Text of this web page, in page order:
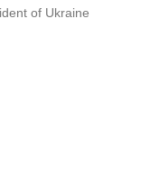
of Ukraine